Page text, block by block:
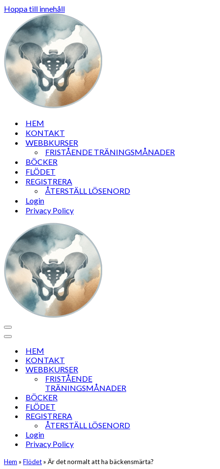
Hoppa till innehåll
HEM
KONTAKT
WEBBKURSER
FRISTÅENDE TRÄNINGSMÅNADER
BÖCKER
FLÖDET
REGISTRERA
ÅTERSTÄLL LÖSENORD
Login
Privacy Policy
Navigeringsmeny
Navigeringsmeny
HEM
KONTAKT
WEBBKURSER
FRISTÅENDE
TRÄNINGSMÅNADER
BÖCKER
FLÖDET
REGISTRERA
ÅTERSTÄLL LÖSENORD
Login
Privacy Policy
Hem » Flödet» Är det normalt att ha bäckensmärta?